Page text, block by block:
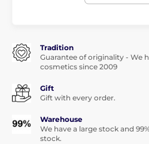
Tradition
Guarantee of originality - We
cosmetics since 2009
Gift
Gift with every order.
Warehouse
We have a large stock and
stock.